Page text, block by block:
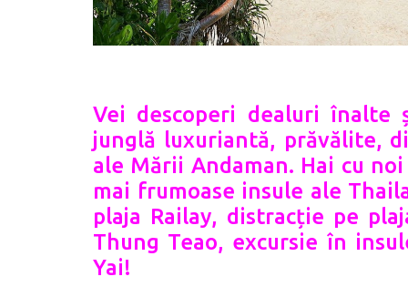
Vei descoperi dealuri înalte
junglă luxuriantă, prăvălite,
ale Mării Andaman. Hai cu
mai frumoase insule ale
plaja Railay, distracție pe
Thung Teao, excursie în
Yai!